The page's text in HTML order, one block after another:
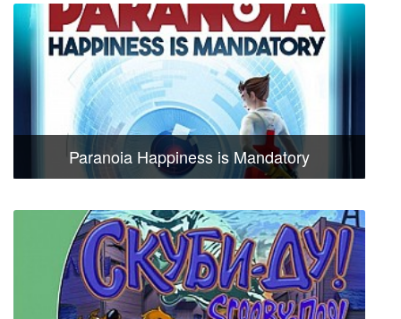
Paranoia Happiness is Mandatory